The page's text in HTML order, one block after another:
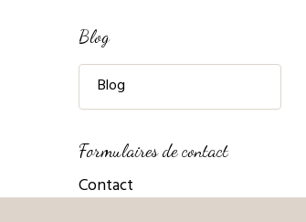
Blog
Blog
Formulaires de contact
Contact